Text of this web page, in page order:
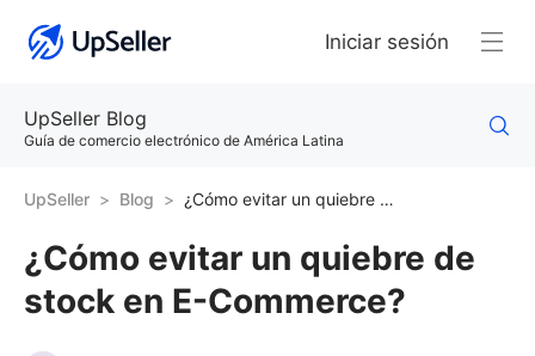
Iniciar sesión
UpSeller Blog
Guía de comercio electrónico de América Latina
UpSeller Blog ¿Cómo evitar un quiebre de stock en E-Commerce?
¿Cómo evitar un quiebre de
stock en E-Commerce?